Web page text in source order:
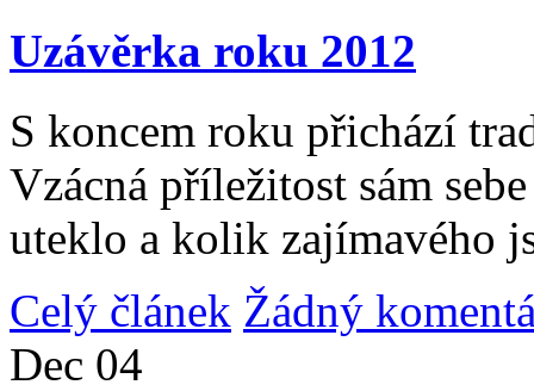
Uzávěrka roku 2012
S koncem roku přichází
Vzácná příležitost sám
uteklo a kolik zajímavého
Celý článek Žádný
Dec 04